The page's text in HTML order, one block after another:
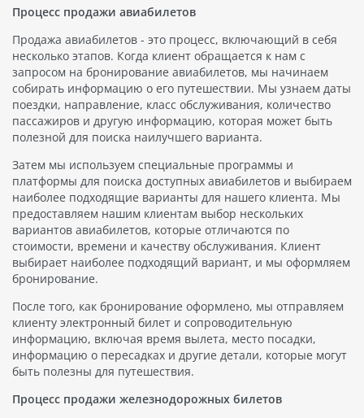
Процесс продажи авиабилетов
Продажа авиабилетов - это процесс, включающий в себя
несколько этапов. Когда клиент обращается к нам с
запросом на бронирование авиабилетов, мы начинаем
собирать информацию о его путешествии. Мы узнаем даты
поездки, направление, класс обслуживания, количество
пассажиров и другую информацию, которая может быть
полезной для поиска наилучшего варианта.
Затем мы используем специальные программы и
платформы для поиска доступных авиабилетов и выбираем
наиболее подходящие варианты для нашего клиента. Мы
предоставляем нашим клиентам выбор нескольких
вариантов авиабилетов, которые отличаются по
стоимости, времени и качеству обслуживания. Клиент
выбирает наиболее подходящий вариант, и мы оформляем
бронирование.
После того, как бронирование оформлено, мы отправляем
клиенту электронный билет и сопроводительную
информацию, включая время вылета, место посадки,
информацию о пересадках и другие детали, которые могут
быть полезны для путешествия.
Процесс продажи железнодорожных билетов